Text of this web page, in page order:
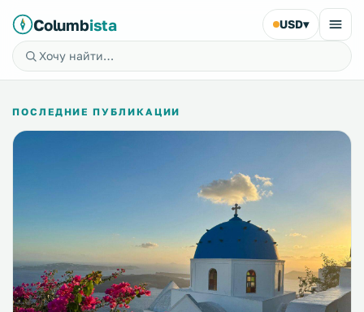
Columbista USD▾
ПОСЛЕДНИЕ ПУБЛИКАЦИИ